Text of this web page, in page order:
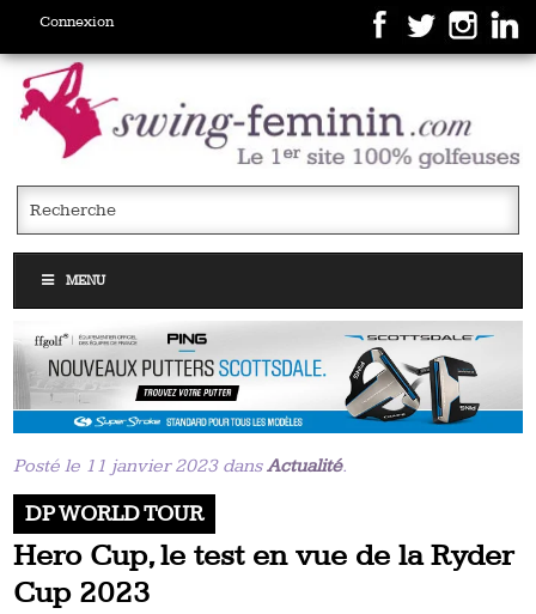
Connexion
MENU
Posté le 11 janvier 2023 dansActualité.
DP WORLD TOUR
Hero Cup, le test en vue de la Ryder
Cup 2023